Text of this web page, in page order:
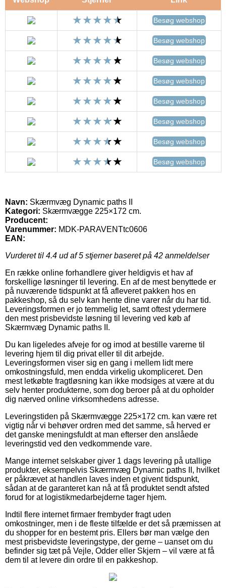
Besøg webshop
Besøg webshop
Besøg webshop
Besøg webshop
Besøg webshop
Besøg webshop
Besøg webshop
Besøg webshop
Navn: Skærmvæg Dynamic paths II
Kategori: Skærmvægge 225×172 cm.
Producent:
Varenummer: MDK-PARAVENTtc0606
EAN:
Vurderet til 4.4 ud af 5 stjerner baseret på 42 anmeldelser
En række online forhandlere giver heldigvis et hav af
forskellige løsninger til levering. En af de mest benyttede er
på nuværende tidspunkt at få afleveret pakken hos en
pakkeshop, så du selv kan hente dine varer når du har tid.
Leveringsformen er jo temmelig let, samt oftest ydermere
den mest prisbevidste løsning til levering ved køb af
Skærmvæg Dynamic paths II.
Du kan ligeledes afveje for og imod at bestille varerne til
levering hjem til dig privat eller til dit arbejde.
Leveringsformen viser sig en gang i mellem lidt mere
omkostningsfuld, men endda virkelig ukompliceret. Den
mest letkøbte fragtløsning kan ikke modsiges at være at du
selv henter produkterne, som dog beroer på at du opholder
dig nærved online virksomhedens adresse.
Leveringstiden på Skærmvægge 225×172 cm. kan være ret
vigtig når vi behøver ordren med det samme, så herved er
det ganske meningsfuldt at man efterser den anslåede
leveringstid ved den vedkommende vare.
Mange internet selskaber giver 1 dags levering på utallige
produkter, eksempelvis Skærmvæg Dynamic paths II, hvilket
er påkrævet at handlen laves inden et givent tidspunkt,
sådan at de garanteret kan nå at få produktet sendt afsted
forud for at logistikmedarbejderne tager hjem.
Indtil flere internet firmaer frembyder fragt uden
omkostninger, men i de fleste tilfælde er det så præmissen at
du shopper for en bestemt pris. Ellers bør man vælge den
mest prisbevidste leveringstype, der gerne – uanset om du
befinder sig tæt på Vejle, Odder eller Skjern – vil være at få
dem til at levere din ordre til en pakkeshop.